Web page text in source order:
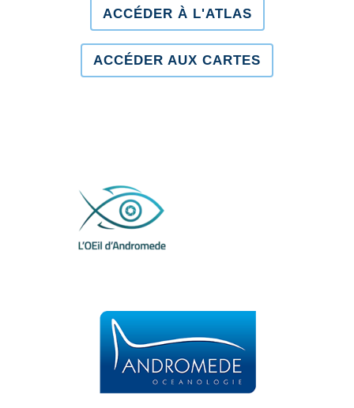
ACCÉDER À L'ATLAS
ACCÉDER AUX CARTES